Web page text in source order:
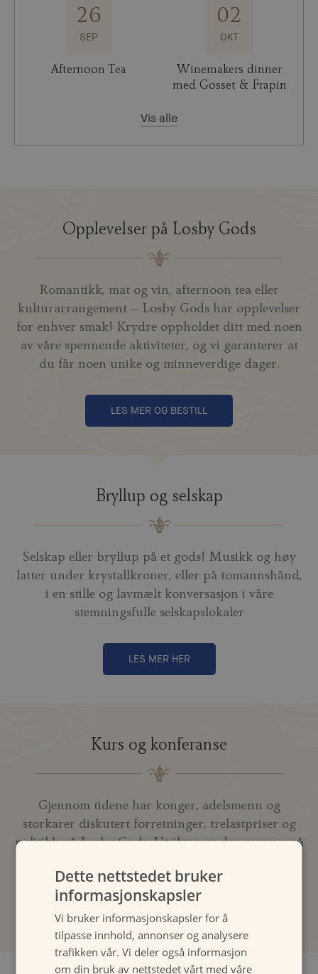
26
SEP
Afternoon Tea
02
OKT
Winemakers dinner
med Gosset & Frapin
Vis alle
Opplevelser på Losby Gods
Romantikk, mat og vin, afternoon tea eller
kulturarrangement – Losby Gods har opplevelser
for enhver smak! Krydre oppholdet ditt med noen
av våre spennende aktiviteter, og vi garanterer at
du får noen unike og minneverdige dager.
LES MER OG BESTILL
Bryllup og selskap
Selskap eller bryllup på et gods! Musikk og høy
latter under krystallkroner, eller på tomannshånd,
i en stille og lavmælt konversasjon i våre
stemningsfulle selskapslokaler
LES MER HER
Kurs og konferanse
Gjennom tidene har konger, adelsmenn og
storkarer diskutert forretninger, trelastpriser og
politikk på Losby Gods. Utsikten er den samme, nå
LES MER
Dette nettstedet bruker
informasjonskapsler
Vi bruker informasjonskapsler for å
tilpasse innhold, annonser og analysere
trafikken vår. Vi deler også informasjon
om din bruk av nettstedet vårt med våre